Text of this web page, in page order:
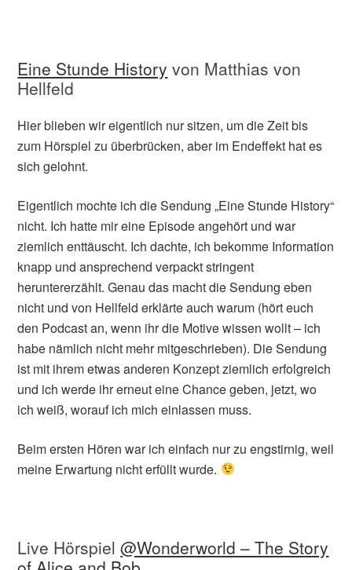
Eine Stunde History von Matthias von
Hellfeld
Hier blieben wir eigentlich nur sitzen, um die Zeit bis
zum Hörspiel zu überbrücken, aber im Endeffekt hat es
sich gelohnt.
Eigentlich mochte ich die Sendung „Eine Stunde History“
nicht. Ich hatte mir eine Episode angehört und war
ziemlich enttäuscht. Ich dachte, ich bekomme Information
knapp und ansprechend verpackt stringent
heruntererzählt. Genau das macht die Sendung eben
nicht und von Hellfeld erklärte auch warum (hört euch
den Podcast an, wenn ihr die Motive wissen wollt – ich
habe nämlich nicht mehr mitgeschrieben). Die Sendung
ist mit ihrem etwas anderen Konzept ziemlich erfolgreich
und ich werde ihr erneut eine Chance geben, jetzt, wo
ich weiß, worauf ich mich einlassen muss.
Beim ersten Hören war ich einfach nur zu engstirnig, weil
meine Erwartung nicht erfüllt wurde.
Live Hörspiel@Wonderworld – The Story